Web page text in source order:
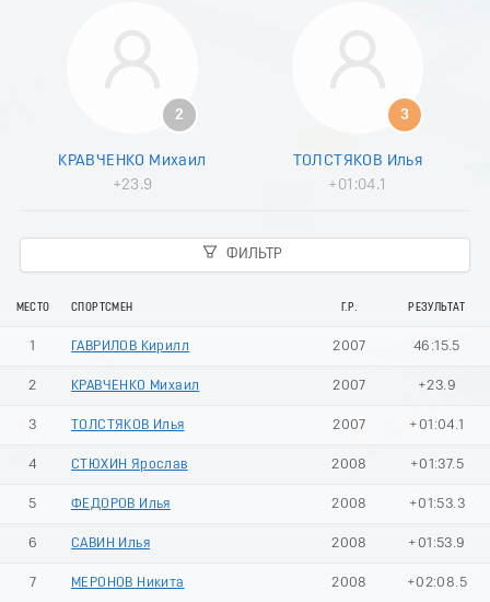
5
8
2
КРАВЧЕНКО Михаил
+23.9
3
ТОЛСТЯКОВ Илья
+01:04.1
ФИЛЬТР
МЕСТО СПОРТСМЕН Г.Р. РЕЗУЛЬТАТ
1 ГАВРИЛОВ Кирилл 2007 46:15.5
2 КРАВЧЕНКО Михаил 2007 +23.9
3 ТОЛСТЯКОВ Илья 2007 +01:04.1
4 СТЮХИН Ярослав 2008 +01:37.5
5 ФЕДОРОВ Илья 2008 +01:53.3
6 САВИН Илья 2008 +01:53.9
7 МЕРОНОВ Никита 2008 +02:08.5